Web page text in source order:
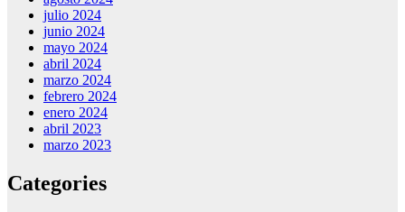
julio 2024
junio 2024
mayo 2024
abril 2024
marzo 2024
febrero 2024
enero 2024
abril 2023
marzo 2023
Categories